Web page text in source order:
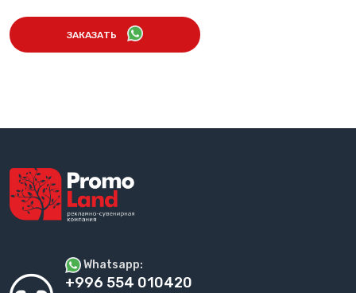
ЗАКАЗАТЬ
Whatsapp:
+996 554 010420